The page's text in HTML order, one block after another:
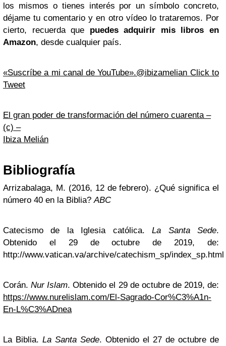
los mismos o tienes interés por un símbolo concreto,
déjame tu comentario y en otro vídeo lo trataremos. Por
cierto, recuerda que puedes adquirir mis libros en
Amazon, desde cualquier país.
«Suscríbe a mi canal de YouTube».@ibizamelian Click to
Tweet
El gran poder de transformación del número cuarenta –
(c) –
Ibiza Melián
Bibliografía
Arrizabalaga, M. (2016, 12 de febrero). ¿Qué significa el
número 40 en la Biblia? ABC
Catecismo de la Iglesia católica.La Santa Sede.
Obtenido el 29 de octubre de 2019, de:
http://www.vatican.va/archive/catechism_sp/index_sp.html
Corán.Nur Islam. Obtenido el 29 de octubre de 2019, de:
https://www.nurelislam.com/El-Sagrado-Cor%C3%A1n-
En-L%C3%ADnea
La Biblia. La Santa Sede. Obtenido el 27 de octubre de